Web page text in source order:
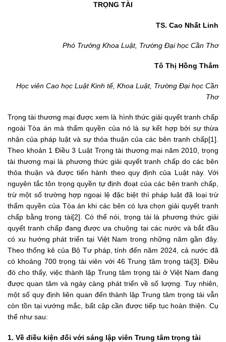
TRỌNG TÀI
TS. Cao Nhất Linh
Phó Trưởng Khoa Luật, Trường Đại học Cần Thơ
Tô Thị Hồng Thắm
Học viên Cao học Luật Kinh tế, Khoa Luật, Trường Đại học Cần
Thơ
Trọng tài thương mại được xem là hình thức giải quyết tranh chấp
ngoài Tòa án mà thẩm quyền của nó là sự kết hợp bởi sự thừa
nhận của pháp luật và sự thỏa thuận của các bên tranh chấp[1].
Theo khoản 1 Điều 3 Luật Trọng tài thương mại năm 2010, trọng
tài thương mại là phương thức giải quyết tranh chấp do các bên
thỏa thuận và được tiến hành theo quy định của Luật này. Với
nguyên tắc tôn trọng quyền tự định đoạt của các bên tranh chấp,
trừ một số trường hợp ngoại lệ đặc biệt thì pháp luật đã loại trừ
thẩm quyền của Tòa án khi các bên có lựa chọn giải quyết tranh
chấp bằng trọng tài[2]. Có thể nói, trọng tài là phương thức giải
quyết tranh chấp đang được ưa chuộng tại các nước và bắt đầu
có xu hướng phát triển tại Việt Nam trong những năm gần đây.
Theo thống kê của Bộ Tư pháp, tính đến năm 2024, cả nước đã
có khoảng 700 trọng tài viên với 46 Trung tâm trọng tài[3]. Điều
đó cho thấy, việc thành lập Trung tâm trọng tài ở Việt Nam đang
được quan tâm và ngày càng phát triển về số lượng. Tuy nhiên,
một số quy định liên quan đến thành lập Trung tâm trọng tài vẫn
còn tồn tại vướng mắc, bất cập cần được tiếp tục hoàn thiện. Cụ
thể như sau:
1. Về điều kiện đối với sáng lập viên Trung tâm trọng tài